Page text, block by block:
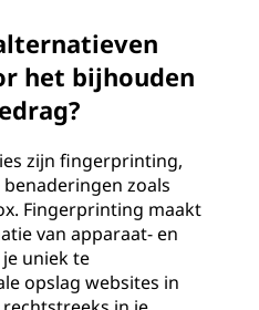
het bijhouden
zijn fingerprinting,
zoals
Fingerprinting maakt
van apparaat- en
uniek te
opslag websites in